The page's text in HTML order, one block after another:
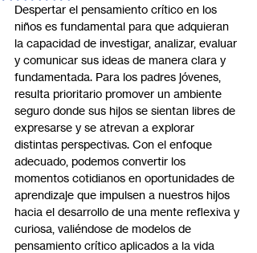
Despertar el pensamiento crítico en los
niños es fundamental para que adquieran
la capacidad de investigar, analizar, evaluar
y comunicar sus ideas de manera clara y
fundamentada. Para los padres jóvenes,
resulta prioritario promover un ambiente
seguro donde sus hijos se sientan libres de
expresarse y se atrevan a explorar
distintas perspectivas. Con el enfoque
adecuado, podemos convertir los
momentos cotidianos en oportunidades de
aprendizaje que impulsen a nuestros hijos
hacia el desarrollo de una mente reflexiva y
curiosa, valiéndose de modelos de
pensamiento crítico aplicados a la vida